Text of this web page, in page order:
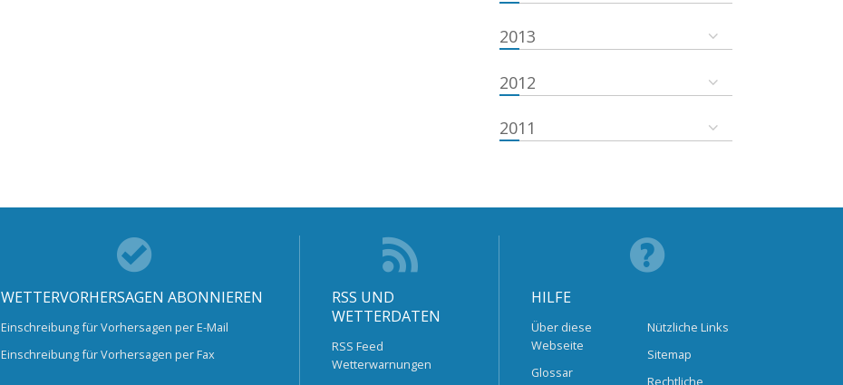
2013
2012
2011
WETTERVORHERSAGEN ABONNIEREN
Einschreibung für Vorhersagen per E-Mail
Einschreibung für Vorhersagen per Fax
RSS UND
WETTERDATEN
RSS Feed
Wetterwarnungen
HILFE
Über diese
Webseite
Glossar
Nützliche Links
Sitemap
Rechtliche